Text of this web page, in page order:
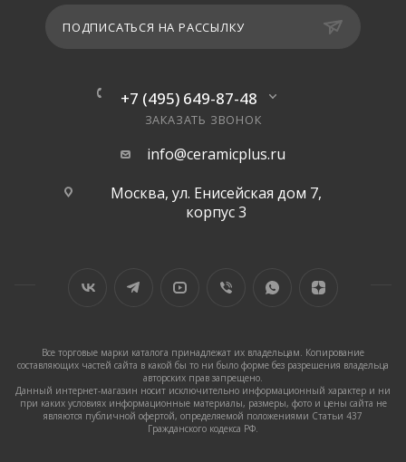
ПОДПИСАТЬСЯ НА РАССЫЛКУ
+7 (495) 649-87-48
ЗАКАЗАТЬ ЗВОНОК
info@ceramicplus.ru
Москва, ул. Енисейская дом 7,
корпус 3
Все торговые марки каталога принадлежат их владельцам. Копирование
составляющих частей сайта в какой бы то ни было форме без разрешения владельца
авторских прав запрещено.
Данный интернет-магазин носит исключительно информационный характер и ни
при каких условиях информационные материалы, размеры, фото и цены сайта не
являются публичной офертой, определяемой положениями Статьи 437
Гражданского кодекса РФ.